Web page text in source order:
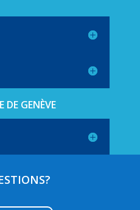
DE GENÈVE